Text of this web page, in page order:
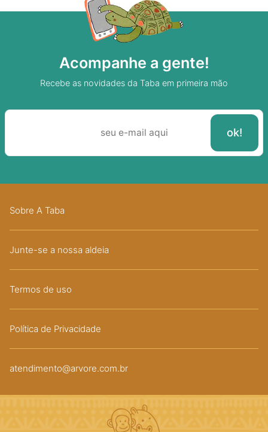
Acompanhe a gente!
Recebe as novidades da Taba em primeira mão
Sobre A Taba
Junte-se a nossa aldeia
Termos de uso
Política de Privacidade
atendimento@arvore.com.br